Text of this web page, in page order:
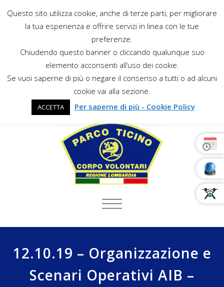
COMMUTA NAVIGAZIONE
12.10.19 – Organizzazione e
Scenari Operativi AIB –
Questo sito utilizza cookie, anche di terze parti, per migliorare
la tua esperienza e offrire servizi in linea con le tue
preferenze.
Chiudendo questo banner o cliccando qualunque suo
elemento acconsenti all’uso dei cookie.
Se vuoi saperne di più o negare il consenso a tutti o ad alcuni
cookie vai alla sezione.
ACCETTA Per saperne di più - Cookie Policy